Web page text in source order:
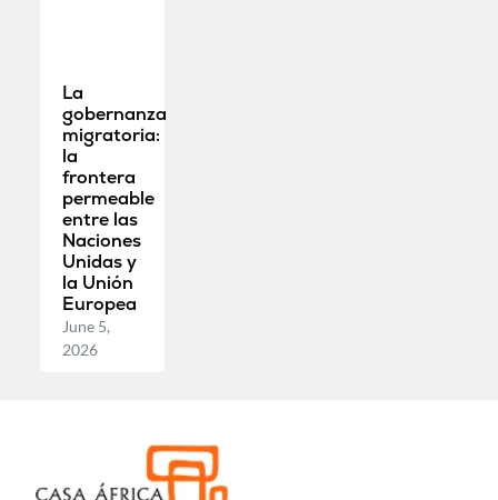
La
gobernanza
migratoria:
la
frontera
permeable
entre las
Naciones
Unidas y
la Unión
Europea
June 5,
2026